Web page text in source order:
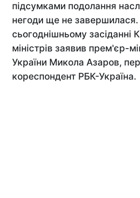
підсумками подолання
негоди ще не
сьогоднішньому засіданні
міністрів заявив прем'єр-
України Микола Азаров,
кореспондент РБК-Україна.